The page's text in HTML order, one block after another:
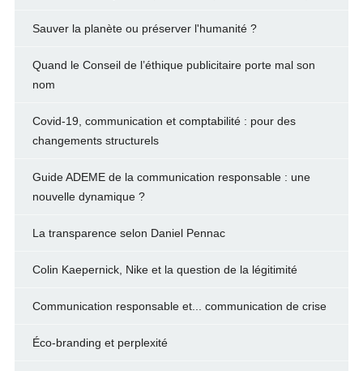
Sauver la planète ou préserver l'humanité ?
Quand le Conseil de l’éthique publicitaire porte mal son
nom
Covid-19, communication et comptabilité : pour des
changements structurels
Guide ADEME de la communication responsable : une
nouvelle dynamique ?
La transparence selon Daniel Pennac
Colin Kaepernick, Nike et la question de la légitimité
Communication responsable et... communication de crise
Éco-branding et perplexité